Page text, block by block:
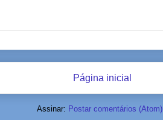
Página inicial
Assinar: Postar comentários (Atom)